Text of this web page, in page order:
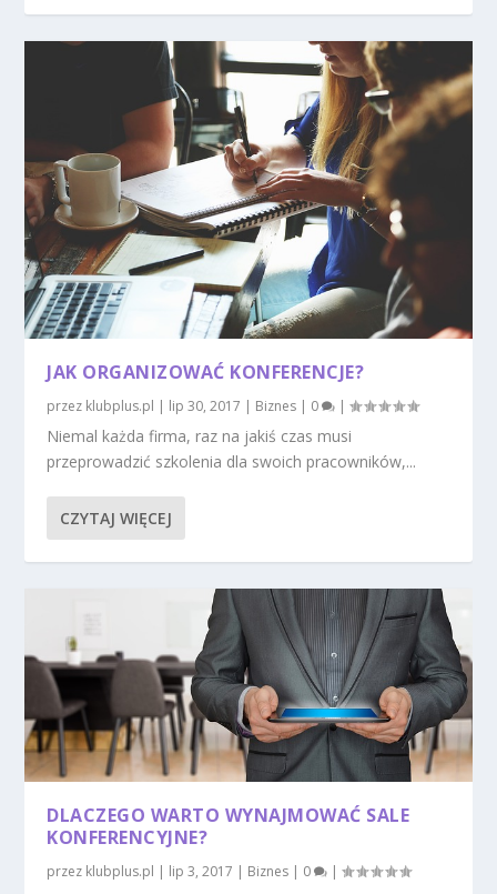
JAK ORGANIZOWAĆ KONFERENCJE?
przez klubplus.pl lip 30, 2017 Biznes 0 |
Niemal każda firma, raz na jakiś czas musi
przeprowadzić szkolenia dla swoich pracowników,...
CZYTAJ WIĘCEJ
DLACZEGO WARTO WYNAJMOWAĆ SALE
KONFERENCYJNE?
przez klubplus.pl | lip 3, 2017 | Biznes | 0 |